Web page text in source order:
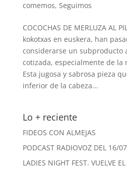
comemos, Seguimos
COCOCHAS DE MERLUZA AL
kokotxas en euskera, han
considerarse un subproducto
cotizada, especialmente de la
Esta jugosa y sabrosa pieza
inferior de la cabeza...
Lo + reciente
FIDEOS CON ALMEJAS
PODCAST RADIOVOZ DEL 16/
LADIES NIGHT FEST. VUELVE